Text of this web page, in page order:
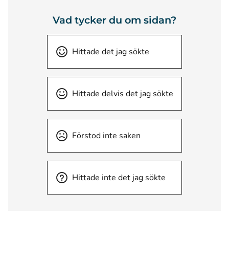
Vad tycker du om sidan?
Hittade det jag sökte
Hittade delvis det jag sökte
Förstod inte saken
Hittade inte det jag sökte